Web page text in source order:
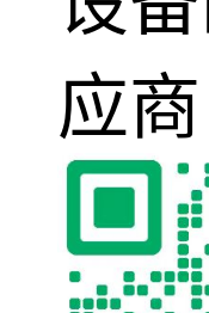
应商